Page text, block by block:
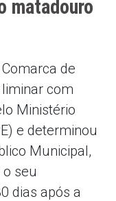
matadouro
de
com
Ministério
e determinou
Municipal,
seu
dias após a